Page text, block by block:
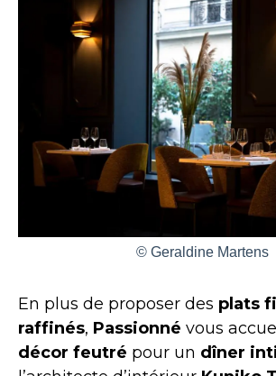
© Geraldine Martens
En plus de proposer des plats
raffinés, Passionné vous
décor feutré pour un dîner